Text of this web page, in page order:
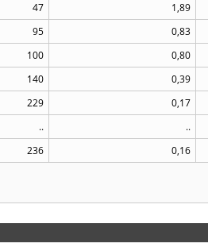
47 1,89
95 0,83
100 0,80
140 0,39
229 0,17
.. ..
236 0,16